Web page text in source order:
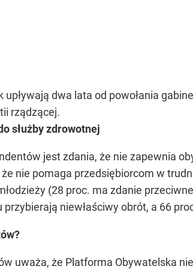
upływają dwa lata od powołania
rządzącej.
służby zdrowotnej
jest zdania, że nie zapewnia
nie pomaga przedsiębiorcom w
(28 proc. ma zdanie
przybierają niewłaściwy obrót, a 66
uważa, że Platforma Obywatelska